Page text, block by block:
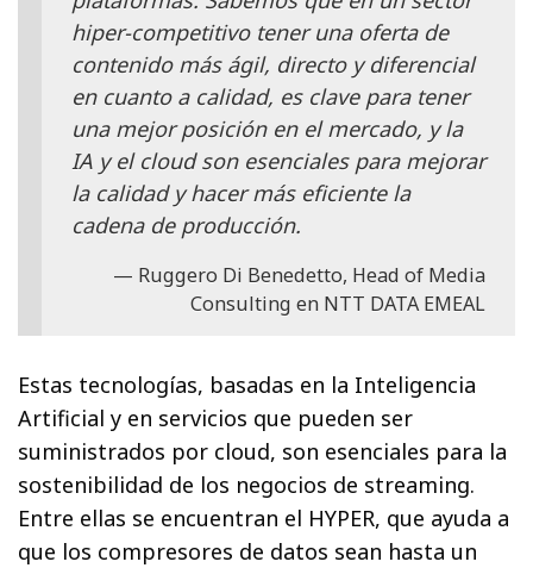
hiper-competitivo tener una oferta de
contenido más ágil, directo y diferencial
en cuanto a calidad, es clave para tener
una mejor posición en el mercado, y la
IA y el cloud son esenciales para mejorar
la calidad y hacer más eficiente la
cadena de producción.
Ruggero Di Benedetto, Head of Media
Consulting en NTT DATA EMEAL
Estas tecnologías, basadas en la Inteligencia
Artificial y en servicios que pueden ser
suministrados por cloud, son esenciales para la
sostenibilidad de los negocios de streaming.
Entre ellas se encuentran el HYPER, que ayuda a
que los compresores de datos sean hasta un